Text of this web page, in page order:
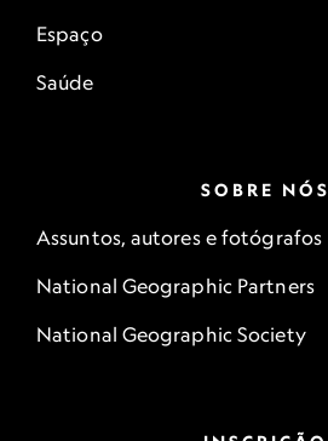
Espaço
Saúde
SOBRE NÓS
Assuntos, autores e fotógrafos
National Geographic Partners
National Geographic Society